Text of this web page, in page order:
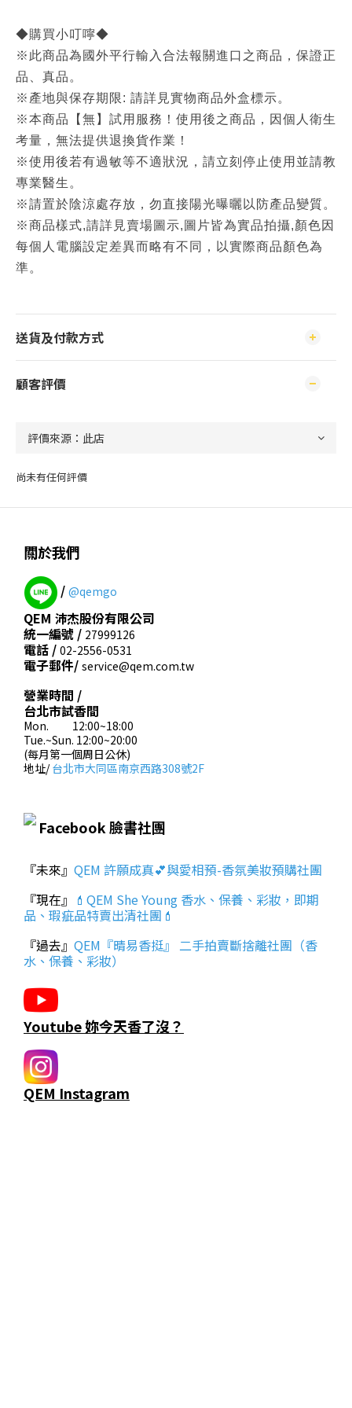
◆購買小叮嚀◆
※此商品為國外平行輸入合法報關進口之商品，保證正
品、真品。
※產地與保存期限: 請詳見實物商品外盒標示。
※本商品【無】試用服務！使用後之商品，因個人衛生
考量，無法提供退換貨作業！
※使用後若有過敏等不適狀況，請立刻停止使用並請教
專業醫生。
※請置於陰涼處存放，勿直接陽光曝曬以防產品變質。
※商品樣式,請詳見賣場圖示,圖片皆為實品拍攝,顏色因
每個人電腦設定差異而略有不同，以實際商品顏色為
準。
送貨及付款方式
顧客評價
尚未有任何評價
關於我們
/ @qemgo
QEM 沛杰股份有限公司
統一編號 / 27999126
電話 / 02-2556-0531
電子郵件/ service@qem.com.tw
營業時間 /
台北市試香間
Mon. 12:00~18:00
Tue.~Sun. 12:00~20:00
(每月第一個周日公休)
地址/台北市大同區南京西路308號2F
Facebook 臉書社團
『未來』 QEM 許願成真💕與愛相預-香氛美妝預購社團
『現在』 💄QEM She Young 香水、保養、彩妝，即期
品、瑕疵品特賣出清社團💄
『過去』 QEM『晴易香挺』 二手拍賣斷捨離社團（香
水、保養、彩妝）
Youtube 妳今天香了沒？
QEM Instagram